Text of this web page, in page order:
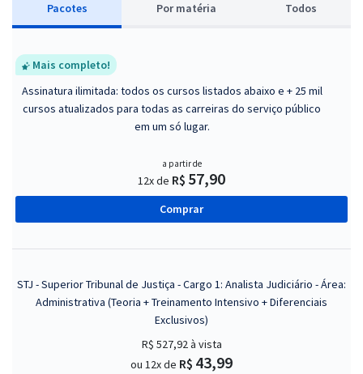
Pacotes Por matéria Todos
Mais completo!
Assinatura ilimitada: todos os cursos listados abaixo e + 25 mil
cursos atualizados para todas as carreiras do serviço público
em um só lugar.
a partir de
12x de R$ 57,90
Comprar
STJ - Superior Tribunal de Justiça - Cargo 1: Analista Judiciário - Área:
Administrativa (Teoria + Treinamento Intensivo + Diferenciais
Exclusivos)
R$ 527,92à vista
ou 12x de R$ 43,99